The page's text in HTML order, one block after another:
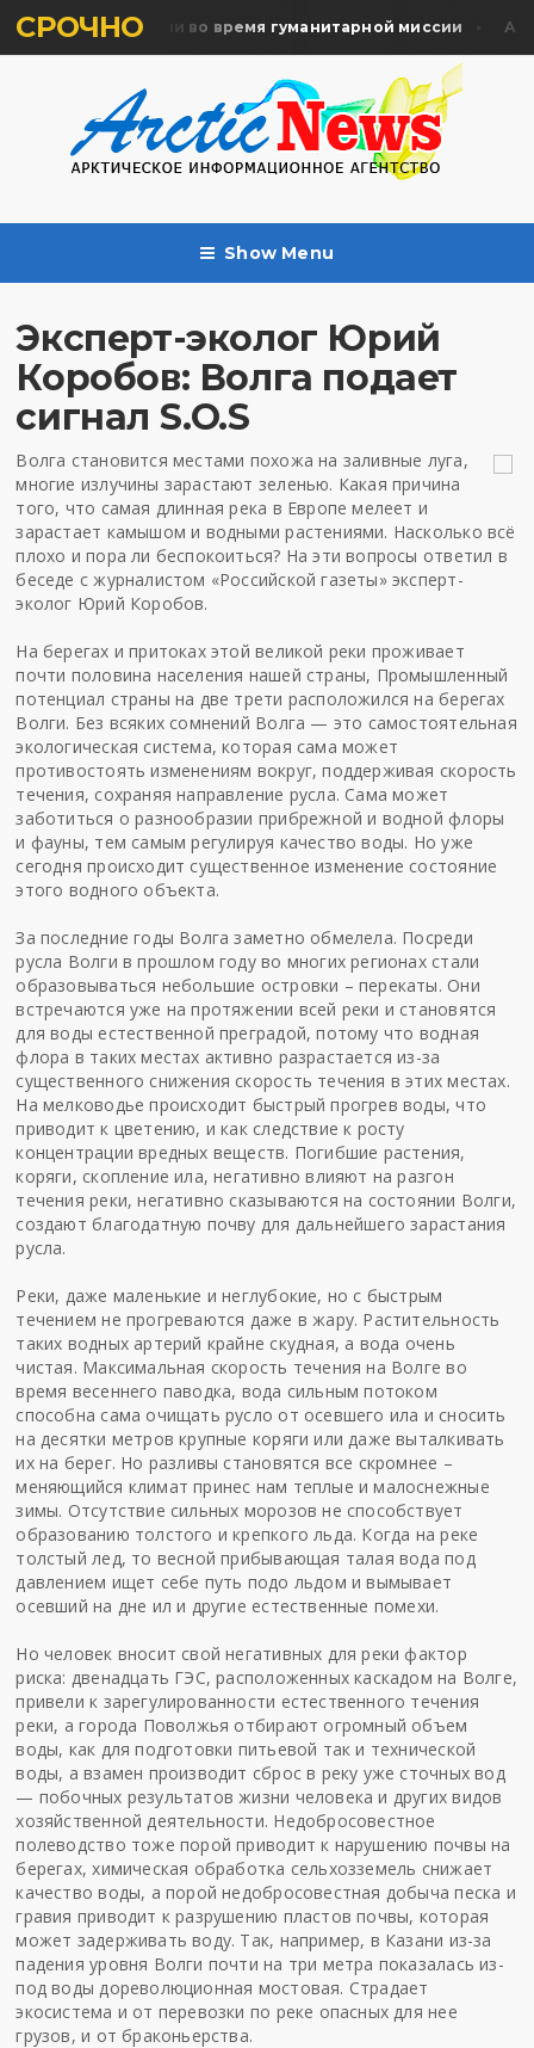
СРОЧНО
жертв почтили во время гуманитарной миссии
Show Menu
Эксперт-эколог Юрий
Коробов: Волга подает
сигнал S.O.S
Волга становится местами похожа на заливные луга,
многие излучины зарастают зеленью. Какая причина
того, что самая длинная река в Европе мелеет и
зарастает камышом и водными растениями. Насколько всё
плохо и пора ли беспокоиться? На эти вопросы ответил в
беседе с журналистом «Российской газеты» эксперт-
эколог Юрий Коробов.
На берегах и притоках этой великой реки проживает
почти половина населения нашей страны, Промышленный
потенциал страны на две трети расположился на берегах
Волги. Без всяких сомнений Волга — это самостоятельная
экологическая система, которая сама может
противостоять изменениям вокруг, поддерживая скорость
течения, сохраняя направление русла. Сама может
заботиться о разнообразии прибрежной и водной флоры
и фауны, тем самым регулируя качество воды. Но уже
сегодня происходит существенное изменение состояние
этого водного объекта.
За последние годы Волга заметно обмелела. Посреди
русла Волги в прошлом году во многих регионах стали
образовываться небольшие островки – перекаты. Они
встречаются уже на протяжении всей реки и становятся
для воды естественной преградой, потому что водная
флора в таких местах активно разрастается из-за
существенного снижения скорость течения в этих местах.
На мелководье происходит быстрый прогрев воды, что
приводит к цветению, и как следствие к росту
концентрации вредных веществ. Погибшие растения,
коряги, скопление ила, негативно влияют на разгон
течения реки, негативно сказываются на состоянии Волги,
создают благодатную почву для дальнейшего зарастания
русла.
Реки, даже маленькие и неглубокие, но с быстрым
течением не прогреваются даже в жару. Растительность
таких водных артерий крайне скудная, а вода очень
чистая. Максимальная скорость течения на Волге во
время весеннего паводка, вода сильным потоком
способна сама очищать русло от осевшего ила и сносить
на десятки метров крупные коряги или даже выталкивать
их на берег. Но разливы становятся все скромнее –
меняющийся климат принес нам теплые и малоснежные
зимы. Отсутствие сильных морозов не способствует
образованию толстого и крепкого льда. Когда на реке
толстый лед, то весной прибывающая талая вода под
давлением ищет себе путь подо льдом и вымывает
осевший на дне ил и другие естественные помехи.
Но человек вносит свой негативных для реки фактор
риска: двенадцать ГЭС, расположенных каскадом на Волге,
привели к зарегулированности естественного течения
реки, а города Поволжья отбирают огромный объем
воды, как для подготовки питьевой так и технической
воды, а взамен производит сброс в реку уже сточных вод
— побочных результатов жизни человека и других видов
хозяйственной деятельности. Недобросовестное
полеводство тоже порой приводит к нарушению почвы на
берегах, химическая обработка сельхозземель снижает
качество воды, а порой недобросовестная добыча песка и
гравия приводит к разрушению пластов почвы, которая
может задерживать воду. Так, например, в Казани из-за
падения уровня Волги почти на три метра показалась из-
под воды дореволюционная мостовая. Страдает
экосистема и от перевозки по реке опасных для нее
грузов, и от браконьерства.